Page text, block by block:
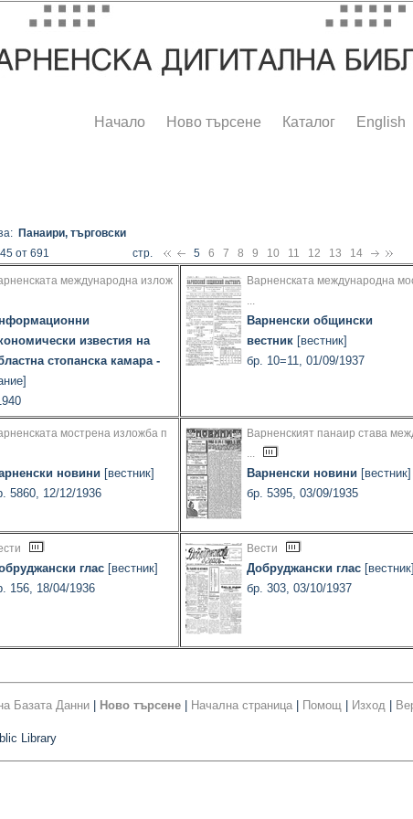
Начало Ново търсене Каталог English
Панаири, търговски
от 691
стр. 5 6 7 8 9 10 11 12 13 14
международна излож
известия на
стопанска камара -
Варненската международна
...
Варненски общински
вестник [вестник]
бр. 10=11, 01/09/1937
мострена изложба п
новини [вестник]
5860, 12/12/1936
Варненският панаир става
...
Варненски новини [вестник]
бр. 5395, 03/09/1935
глас [вестник]
156, 18/04/1936
Вести
Добруджански глас [вестник]
бр. 303, 03/10/1937
Базата Данни Ново търсене Начална страница Помощ Изход
Library